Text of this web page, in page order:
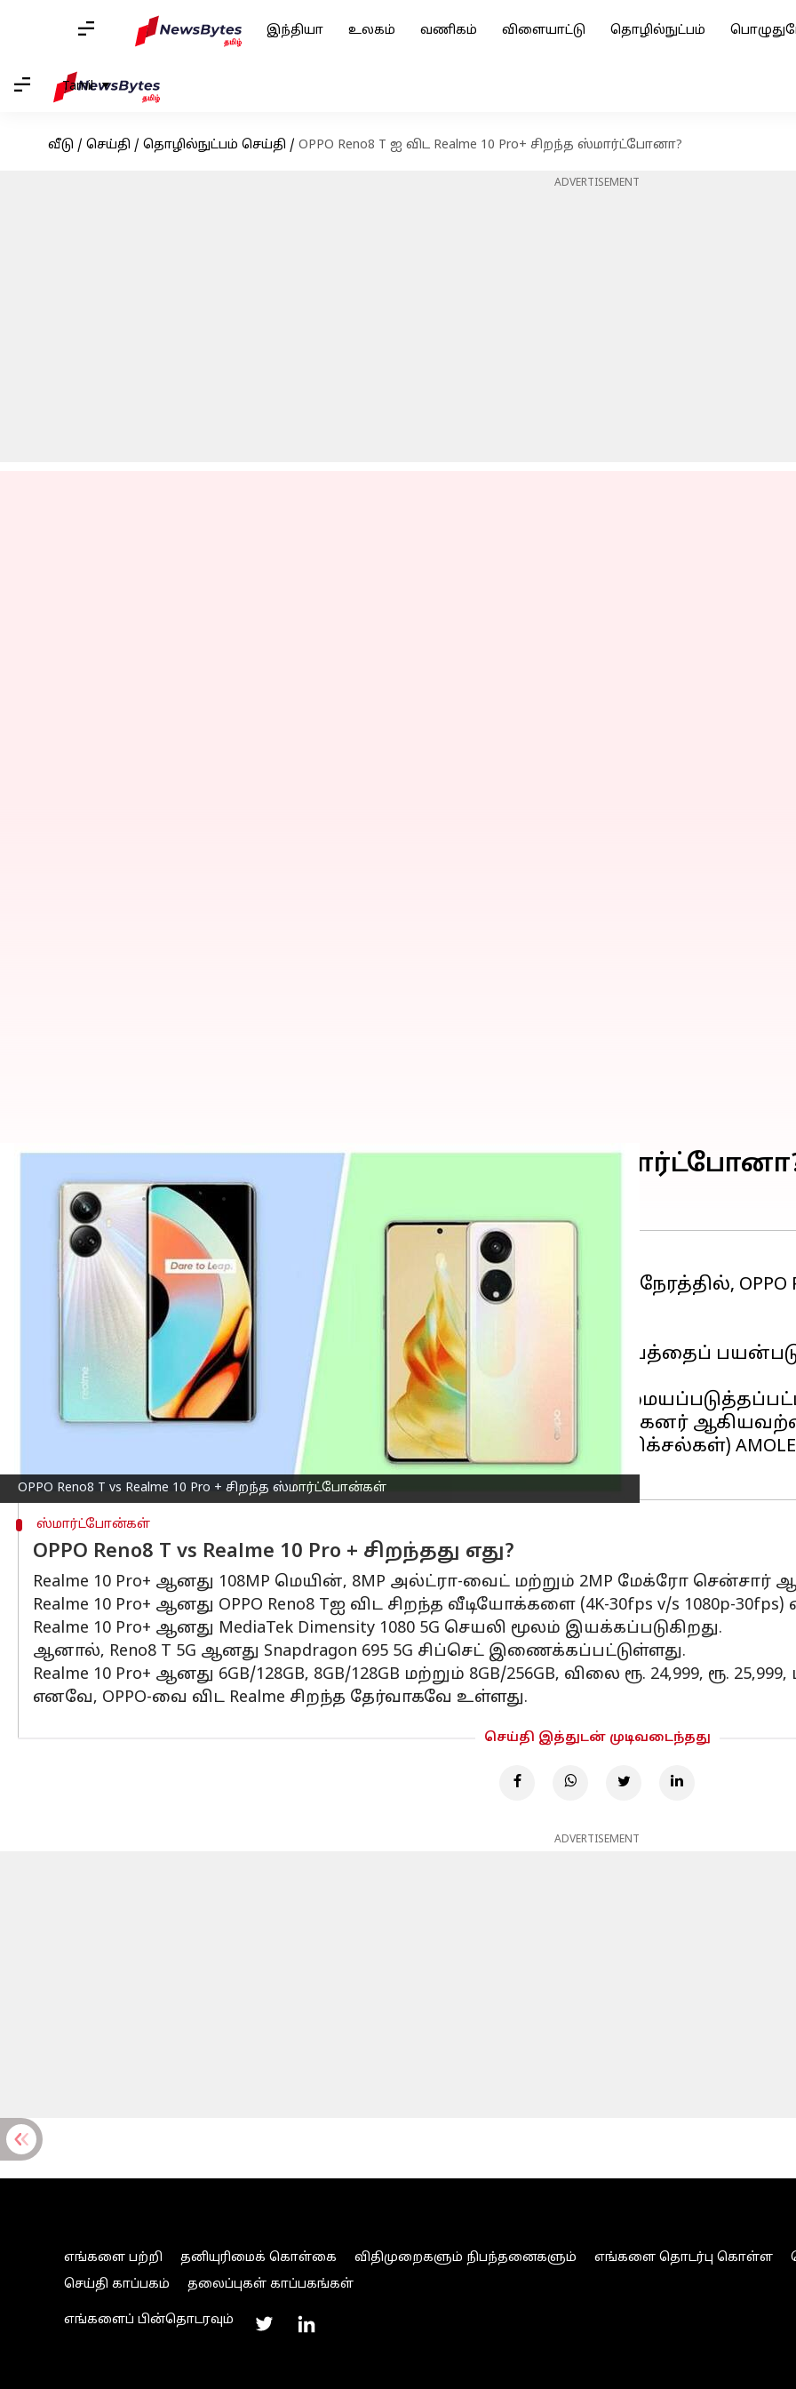
இந்தியா உலகம் வணிகம் விளையாட்டு தொழில்நுட்பம்
Tamil
வீடு / செய்தி / தொழில்நுட்பம் செய்தி / OPPO Reno8 T ஐ விட Realme 10 Pro+ சிறந்த ஸ்மார்ட்போனா?
ADVERTISEMENT
OPPO Reno8 T vs Realme 10 Pro + சிறந்த ஸ்மார்ட்போன்கள்
OPPO Reno8 T ஐ விட Realme 10 Pro+ சிறந்த
எழுதியவர் Siranjeevi Mar 13, 2023
செய்தி முன்னோட்டம்
ஸ்மார்ட்போன்கள்போட்டி போட்டுக்கொண்டு வெளிவாகி வரும் நேரத்தில், OPPO
OPPO Reno8 T
Reno8 T 5Gயின் 108MP கேமரா, NonaPixel Plus பின்னிங் தொழில்நுட்பத்தைப்
OPPO Reno8 T விலை ரூ. அதன் ஒரே 8ஜிபி/128ஜிபி மாடலுக்கு 29,999.
அடுத்ததாக, Realme 10 Pro+ மற்றும் OPPO Reno8 T ஆகியவை மேல்-
விளிம்புகள் மற்றும் டிஸ்ப்ளேவின் கீழ் மறைக்கப்பட்ட கைரேகை ஸ்கேனர்
தொடர்ந்து, இரண்டு போன்களும் 6.57-இன்ச் முழு-எச்டி+ (1080x2412 பிக்சல்கள்)
ஸ்மார்ட்போன்கள்
OPPO Reno8 T vs Realme 10 Pro + சிறந்தது எது?
Realme 10 Pro+ ஆனது 108MP மெயின், 8MP அல்ட்ரா-வைட் மற்றும் 2MP மேக்ரோ
Realme 10 Pro+ ஆனது OPPO Reno8 Tஐ விட சிறந்த வீடியோக்களை (4K-30fps v/s 1080p-30fps)
Realme 10 Pro+ ஆனது MediaTek Dimensity 1080 5G செயலி மூலம் இயக்கப்படுகிறது.
ஆனால், Reno8 T 5G ஆனது Snapdragon 695 5G சிப்செட் இணைக்கப்பட்டுள்ளது.
Realme 10 Pro+ ஆனது 6GB/128GB, 8GB/128GB மற்றும் 8GB/256GB, விலை ரூ. 24,999, ரூ.
எனவே, OPPO-வை விட Realme சிறந்த தேர்வாகவே உள்ளது.
செய்தி இத்துடன் முடிவடைந்தது
ADVERTISEMENT
எங்களை பற்றி தனியுரிமைக் கொள்கை விதிமுறைகளும் நிபந்தனைகளும் எங்களை தொடர்பு கொள்ள
செய்தி காப்பகம்
தலைப்புகள் காப்பகங்கள்
எங்களைப் பின்தொடரவும்